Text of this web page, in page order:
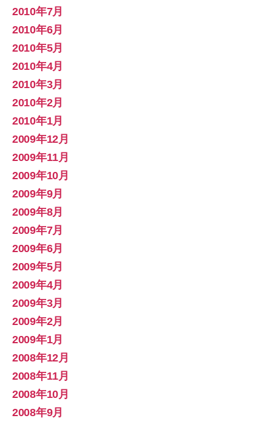
2010年7月
2010年6月
2010年5月
2010年4月
2010年3月
2010年2月
2010年1月
2009年12月
2009年11月
2009年10月
2009年9月
2009年8月
2009年7月
2009年6月
2009年5月
2009年4月
2009年3月
2009年2月
2009年1月
2008年12月
2008年11月
2008年10月
2008年9月